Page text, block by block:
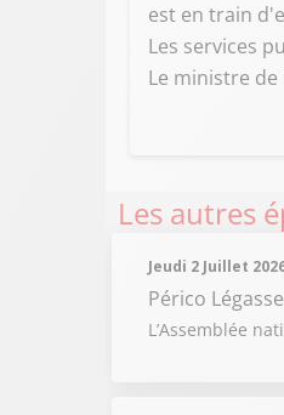
est en train
Les services
Le ministre
Les autres
Jeudi 2 Juillet
Périco Légasse
L’Assemblée